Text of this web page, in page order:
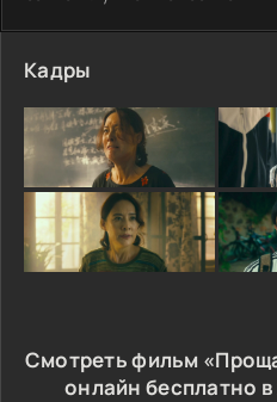
Кадры
Смотреть фильм
онлайн бесплатно